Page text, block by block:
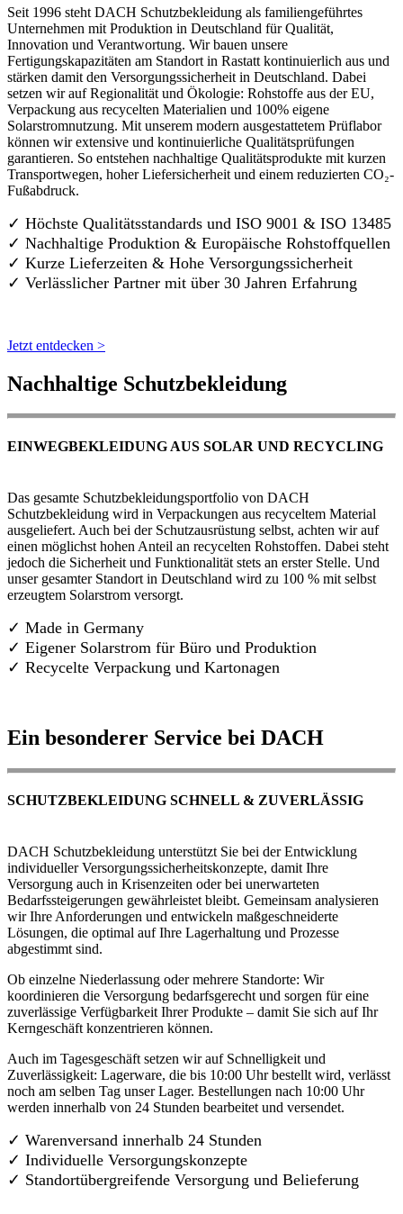
Seit 1996 steht DACH Schutzbekleidung als familiengeführtes
Unternehmen mit Produktion in Deutschland für Qualität,
Innovation und Verantwortung. Wir bauen unsere
Fertigungskapazitäten am Standort in Rastatt kontinuierlich aus und
stärken damit den Versorgungssicherheit in Deutschland. Dabei
setzen wir auf Regionalität und Ökologie: Rohstoffe aus der EU,
Verpackung aus recycelten Materialien und 100% eigene
Solarstromnutzung. Mit unserem modern ausgestattetem Prüflabor
können wir extensive und kontinuierliche Qualitätsprüfungen
garantieren. So entstehen nachhaltige Qualitätsprodukte mit kurzen
Transportwegen, hoher Liefersicherheit und einem reduzierten CO₂-
Fußabdruck.
✓ Höchste Qualitätsstandards und ISO 9001 & ISO 13485
✓ Nachhaltige Produktion & Europäische Rohstoffquellen
✓ Kurze Lieferzeiten & Hohe Versorgungssicherheit
✓ Verlässlicher Partner mit über 30 Jahren Erfahrung
Jetzt entdecken >
Nachhaltige Schutzbekleidung
EINWEGBEKLEIDUNG AUS SOLAR UND RECYCLING
Das gesamte Schutzbekleidungsportfolio von DACH
Schutzbekleidung wird in Verpackungen aus recyceltem Material
ausgeliefert. Auch bei der Schutzausrüstung selbst, achten wir auf
einen möglichst hohen Anteil an recycelten Rohstoffen. Dabei steht
jedoch die Sicherheit und Funktionalität stets an erster Stelle. Und
unser gesamter Standort in Deutschland wird zu 100 % mit selbst
erzeugtem Solarstrom versorgt.
✓ Made in Germany
✓ Eigener Solarstrom für Büro und Produktion
✓ Recycelte Verpackung und Kartonagen
Ein besonderer Service bei DACH
SCHUTZBEKLEIDUNG SCHNELL & ZUVERLÄSSIG
DACH Schutzbekleidung unterstützt Sie bei der Entwicklung
individueller Versorgungssicherheitskonzepte, damit Ihre
Versorgung auch in Krisenzeiten oder bei unerwarteten
Bedarfssteigerungen gewährleistet bleibt. Gemeinsam analysieren
wir Ihre Anforderungen und entwickeln maßgeschneiderte
Lösungen, die optimal auf Ihre Lagerhaltung und Prozesse
abgestimmt sind.
Ob einzelne Niederlassung oder mehrere Standorte: Wir
koordinieren die Versorgung bedarfsgerecht und sorgen für eine
zuverlässige Verfügbarkeit Ihrer Produkte – damit Sie sich auf Ihr
Kerngeschäft konzentrieren können.
Auch im Tagesgeschäft setzen wir auf Schnelligkeit und
Zuverlässigkeit: Lagerware, die bis 10:00 Uhr bestellt wird, verlässt
noch am selben Tag unser Lager. Bestellungen nach 10:00 Uhr
werden innerhalb von 24 Stunden bearbeitet und versendet.
✓ Warenversand innerhalb 24 Stunden
✓ Individuelle Versorgungskonzepte
✓ Standortübergreifende Versorgung und Belieferung